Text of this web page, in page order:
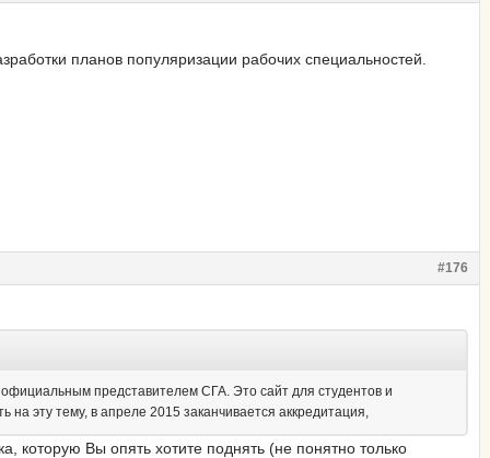
планов популяризации рабочих специальностей.
#176
представителем СГА. Это сайт для студентов и
эту тему, в апреле 2015 заканчивается аккредитация,
Вы опять хотите поднять (не понятно только